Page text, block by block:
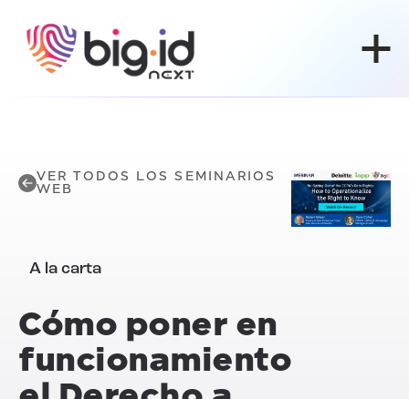
VER TODOS LOS SEMINARIOS
WEB
A la carta
Cómo poner en
funcionamiento